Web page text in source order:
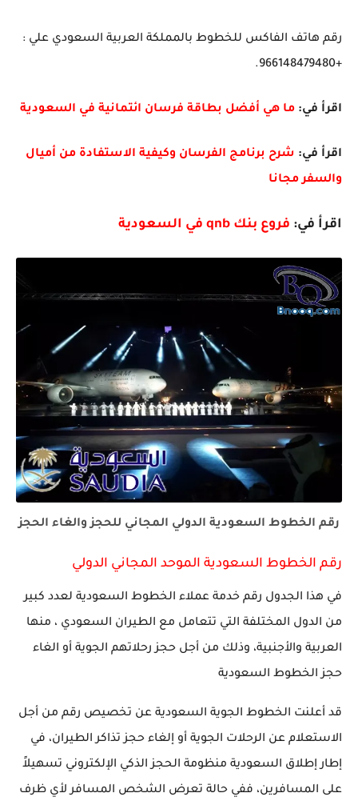
رقم هاتف الفاكس للخطوط بالمملكة العربية السعودي علي :
+966148479480.
اقرأ في: ما هي أفضل بطاقة فرسان ائتمانية في السعودية
اقرأ في: شرح برنامج الفرسان وكيفية الاستفادة من أميال
والسفر مجانا
اقرأ في: فروع بنك qnb في السعودية
رقم الخطوط السعودية الدولي المجاني للحجز والغاء الحجز
رقم الخطوط السعودية الموحد المجاني الدولي
في هذا الجدول رقم خدمة عملاء الخطوط السعودية لعدد كبير
من الدول المختلفة التي تتعامل مع الطيران السعودي ، منها
العربية والأجنبية، وذلك من أجل حجز رحلاتهم الجوية أو الغاء
حجز الخطوط السعودية
قد أعلنت الخطوط الجوية السعودية عن تخصيص رقم من أجل
الاستعلام عن الرحلات الجوية أو إلغاء حجز تذاكر الطيران، في
إطار إطلاق السعودية منظومة الحجز الذكي الإلكتروني تسهيلاً
على المسافرين، ففي حالة تعرض الشخص المسافر لأي ظرف